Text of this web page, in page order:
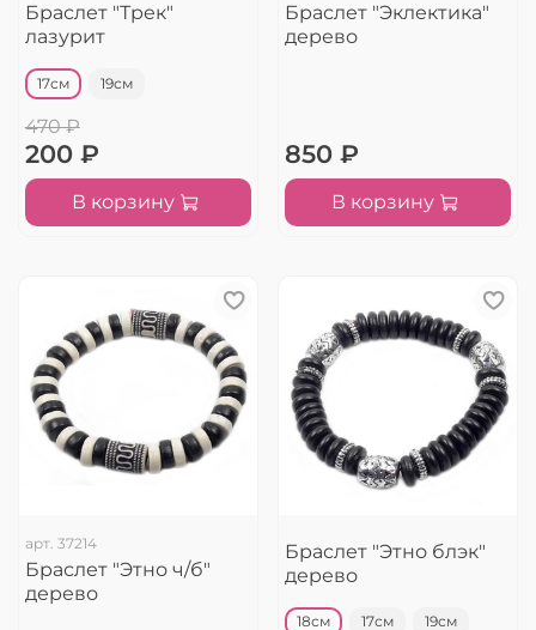
Браслет "Трек"
лазурит
17см 19см
470 ₽
200 ₽
В корзину
Браслет "Эклектика"
дерево
850 ₽
В корзину
арт. 37214
Браслет "Этно ч/б"
дерево
Браслет "Этно блэк"
дерево
18см 17см 19см